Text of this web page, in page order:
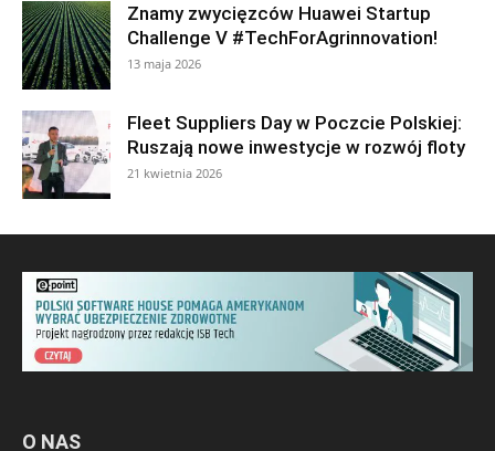
Znamy zwycięzców Huawei Startup
Challenge V #TechForAgrinnovation!
13 maja 2026
Fleet Suppliers Day w Poczcie Polskiej:
Ruszają nowe inwestycje w rozwój floty
21 kwietnia 2026
O NAS